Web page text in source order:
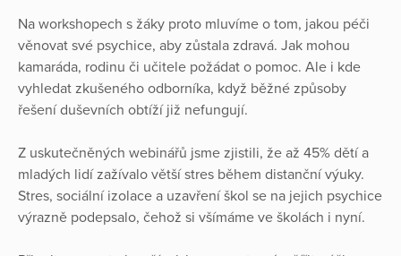
Na workshopech s žáky proto mluvíme o tom, jakou péči
věnovat své psychice, aby zůstala zdravá. Jak mohou
kamaráda, rodinu či učitele požádat o pomoc. Ale i kde
vyhledat zkušeného odborníka, když běžné způsoby
řešení duševních obtíží již nefungují.
Z uskutečněných webinářů jsme zjistili, že až 45% dětí a
mladých lidí zažívalo větší stres během distanční výuky.
Stres, sociální izolace a uzavření škol se na jejich psychice
výrazně podepsalo, čehož si všímáme ve školách i nyní.